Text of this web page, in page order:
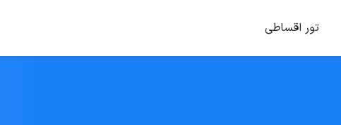
تور اقساطی